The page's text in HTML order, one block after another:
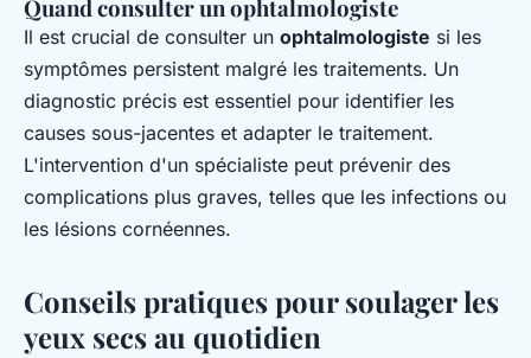
Quand consulter un ophtalmologiste
Il est crucial de consulter un ophtalmologiste si les
symptômes persistent malgré les traitements. Un
diagnostic précis est essentiel pour identifier les
causes sous-jacentes et adapter le traitement.
L'intervention d'un spécialiste peut prévenir des
complications plus graves, telles que les infections ou
les lésions cornéennes.
Conseils pratiques pour soulager les
yeux secs au quotidien